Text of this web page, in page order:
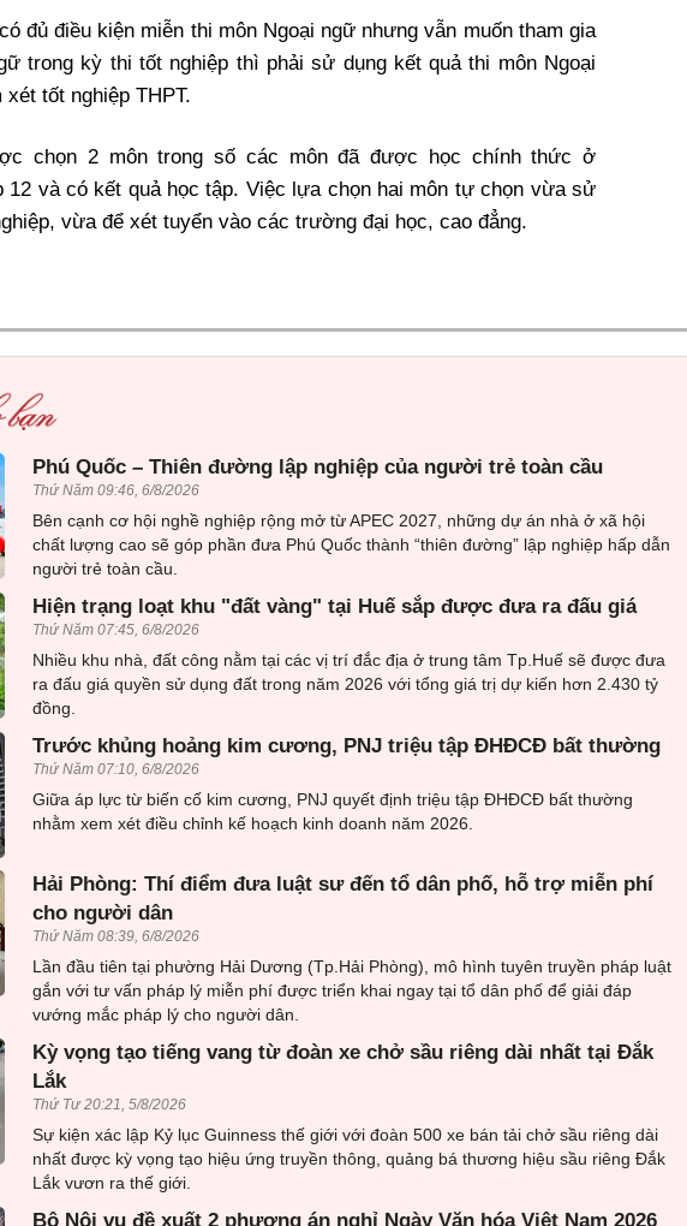
đủ điều kiện miễn thi môn Ngoại ngữ nhưng vẫn muốn tham gia
trong kỳ thi tốt nghiệp thì phải sử dụng kết quả thi môn Ngoại
tốt nghiệp THPT.
chọn 2 môn trong số các môn đã được học chính thức ở
và có kết quả học tập. Việc lựa chọn hai môn tự chọn vừa sử
vừa để xét tuyển vào các trường đại học, cao đẳng.
Phú Quốc – Thiên đường lập nghiệp của người trẻ toàn cầu
Thứ Năm 09:46, 6/8/2026
Bên cạnh cơ hội nghề nghiệp rộng mở từ APEC 2027, những dự án nhà ở xã hội
chất lượng cao sẽ góp phần đưa Phú Quốc thành “thiên đường” lập nghiệp hấp dẫn
người trẻ toàn cầu.
Hiện trạng loạt khu "đất vàng" tại Huế sắp được đưa ra đấu giá
Thứ Năm 07:45, 6/8/2026
Nhiều khu nhà, đất công nằm tại các vị trí đắc địa ở trung tâm Tp.Huế sẽ được đưa
ra đấu giá quyền sử dụng đất trong năm 2026 với tổng giá trị dự kiến hơn 2.430 tỷ
đồng.
Trước khủng hoảng kim cương, PNJ triệu tập ĐHĐCĐ bất thường
Thứ Năm 07:10, 6/8/2026
Giữa áp lực từ biến cố kim cương, PNJ quyết định triệu tập ĐHĐCĐ bất thường
nhằm xem xét điều chỉnh kế hoạch kinh doanh năm 2026.
Hải Phòng: Thí điểm đưa luật sư đến tổ dân phố, hỗ trợ miễn phí
cho người dân
Thứ Năm 08:39, 6/8/2026
Lần đầu tiên tại phường Hải Dương (Tp.Hải Phòng), mô hình tuyên truyền pháp luật
gắn với tư vấn pháp lý miễn phí được triển khai ngay tại tổ dân phố để giải đáp
vướng mắc pháp lý cho người dân.
Kỳ vọng tạo tiếng vang từ đoàn xe chở sầu riêng dài nhất tại Đắk
Lắk
Thứ Tư 20:21, 5/8/2026
Sự kiện xác lập Kỷ lục Guinness thế giới với đoàn 500 xe bán tải chở sầu riêng dài
nhất được kỳ vọng tạo hiệu ứng truyền thông, quảng bá thương hiệu sầu riêng Đắk
Lắk vươn ra thế giới.
Bộ Nội vụ đề xuất 2 phương án nghỉ Ngày Văn hóa Việt Nam 2026